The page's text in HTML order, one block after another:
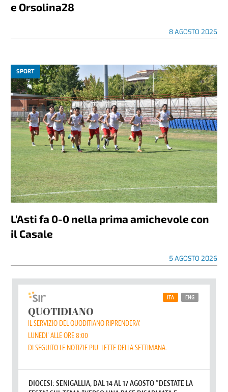
e Orsolina28
8 AGOSTO 2026
SPORT
L’Asti fa 0-0 nella prima amichevole con
il Casale
5 AGOSTO 2026